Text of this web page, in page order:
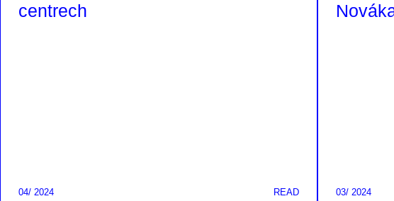
centrech
04/ 2024 READ 03/ 2024